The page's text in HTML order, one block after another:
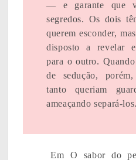
— e garante que
segredos. Os dois
querem esconder,
disposto a revelar
para o outro.
de sedução,
tanto queriam
ameaçando separá-
Em O sabor do